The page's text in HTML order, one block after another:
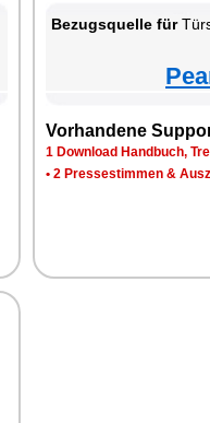
Bezugsquelle für
Vorhandene
1 Download Handbuch,
• 2 Pressestimmen &